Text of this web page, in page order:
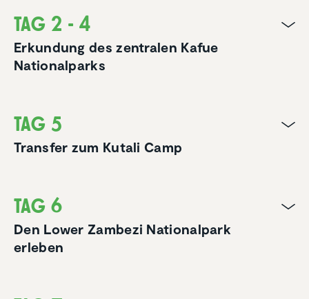
Tag 2 - 4
Erkundung des zentralen Kafue
Nationalparks
Tag 5
Transfer zum Kutali Camp
Tag 6
Den Lower Zambezi Nationalpark
erleben